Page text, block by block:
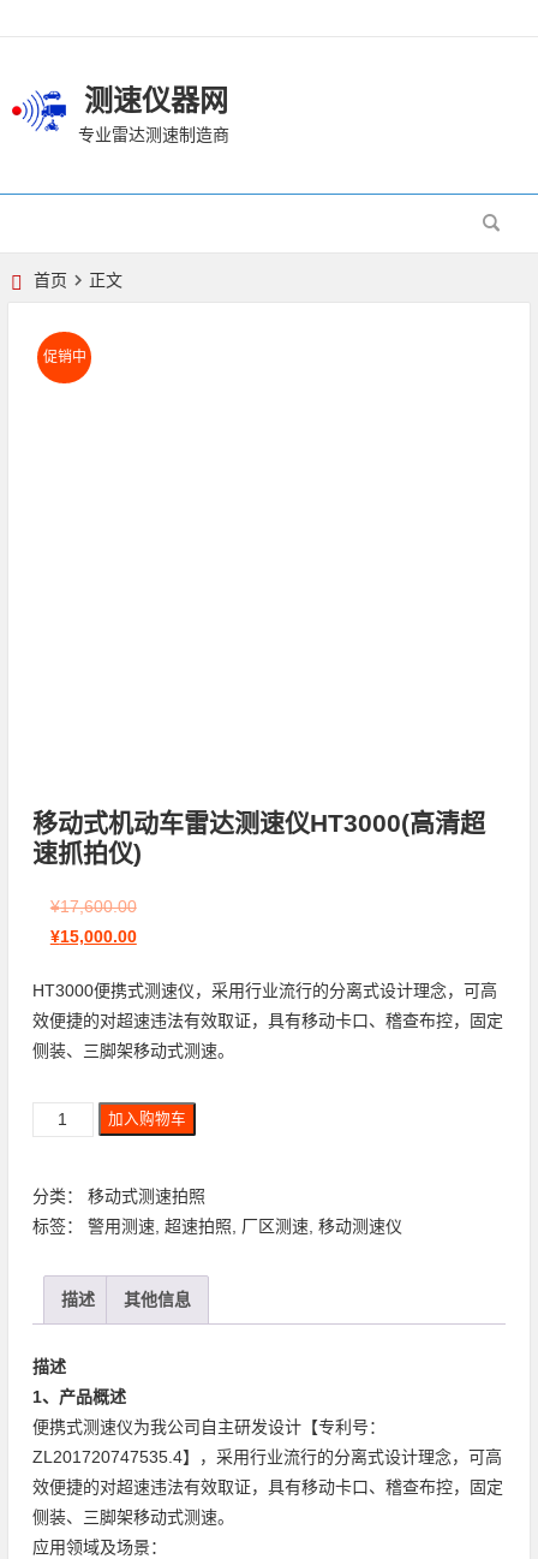
测速仪器网
专业雷达测速制造商
首页 正文
促销中
移动式机动车雷达测速仪HT3000(高清超
速抓拍仪)
¥17,600.00
¥15,000.00
HT3000便携式测速仪，采用行业流行的分离式设计理念，可高
效便捷的对超速违法有效取证，具有移动卡口、稽查布控，固定
侧装、三脚架移动式测速。
加入购物车
分类： 移动式测速拍照
标签： 警用测速, 超速拍照, 厂区测速, 移动测速仪
描述 其他信息
描述
1、产品概述
便携式测速仪为我公司自主研发设计【专利号：
ZL201720747535.4】，采用行业流行的分离式设计理念，可高
效便捷的对超速违法有效取证，具有移动卡口、稽查布控，固定
侧装、三脚架移动式测速。
应用领域及场景：